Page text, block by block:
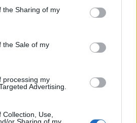
the Sharing of my
the Sale of my
processing my
Advertising.
Use,
or Sharing of my
Mostrar zona